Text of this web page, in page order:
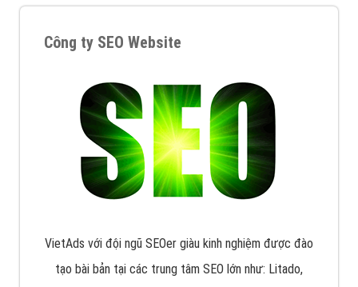
Công ty SEO Website
VietAds với đội ngũ SEOer giàu kinh nghiệm được đào
tạo bài bản tại các trung tâm SEO lớn như: Litado,